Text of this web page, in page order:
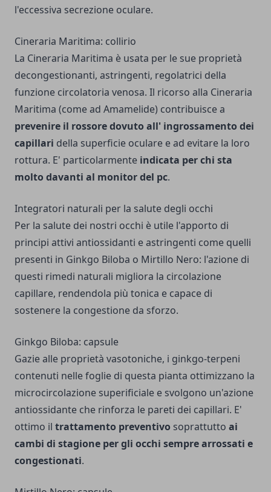
l'eccessiva secrezione oculare.
Cineraria Maritima: collirio
La Cineraria Maritima è usata per le sue proprietà
decongestionanti, astringenti, regolatrici della
funzione circolatoria venosa. Il ricorso alla Cineraria
Maritima (come ad Amamelide) contribuisce a
prevenire il rossore dovuto all' ingrossamento dei
capillari della superficie oculare e ad evitare la loro
rottura. E' particolarmente indicata per chi sta
molto davanti al monitor del pc.
Integratori naturali per la salute degli occhi
Per la salute dei nostri occhi è utile l'apporto di
principi attivi antiossidanti e astringenti come quelli
presenti in Ginkgo Biloba o Mirtillo Nero: l'azione di
questi rimedi naturali migliora la circolazione
capillare, rendendola più tonica e capace di
sostenere la congestione da sforzo.
Ginkgo Biloba: capsule
Gazie alle proprietà vasotoniche, i ginkgo-terpeni
contenuti nelle foglie di questa pianta ottimizzano la
microcircolazione superificiale e svolgono un'azione
antiossidante che rinforza le pareti dei capillari. E'
ottimo il trattamento preventivo soprattutto ai
cambi di stagione per gli occhi sempre arrossati e
congestionati.